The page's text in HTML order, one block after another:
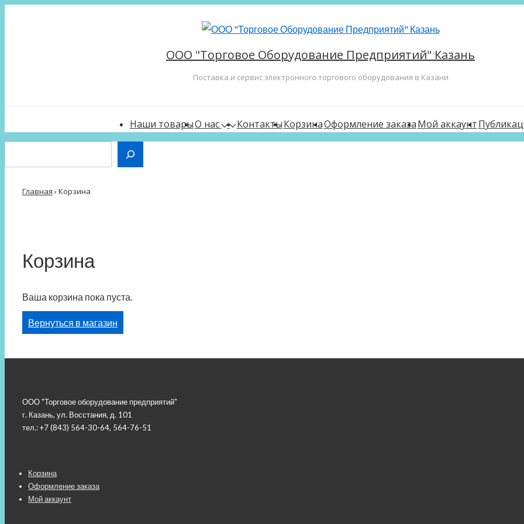
ООО "Торговое Оборудование Предприятий" Казань
Поставка и сервис электронного торгового оборудования в Казани
Navigation
Наши товарыО нас КонтактыКорзинаОформление заказаМой аккаунт
Главная › Корзина
Корзина
Ваша корзина пока пуста.
Вернуться в магазин
ООО "Торговое оборудование предприятий"
г. Казань, ул. Восстания, д. 101
тел.: +7 (843) 564-30-64, 564-76-51
Меню
подвала
Корзина
Оформление заказа
Мой аккаунт